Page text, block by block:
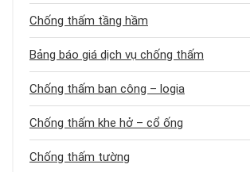
Chống thấm tầng hầm
Bảng báo giá dịch vụ chống thấm
Chống thấm ban công – logia
Chống thấm khe hở – cổ ống
Chống thấm tường